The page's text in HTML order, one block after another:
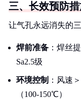
三、长效预防
让气孔永远消失的
焊前准备 ：焊丝
Sa2.5级
环境控制 ：风速
（100-150℃）